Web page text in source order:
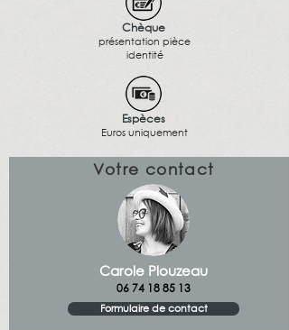
Chèque
présentation pièce
identité
Espèces
Euros uniquement
Votre contact
Carole Plouzeau
06 74 18 85 13
Formulaire de contact